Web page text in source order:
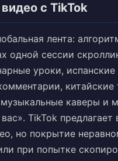
с TikTok
лента:
одной сессии
уроки,
музыкальные каверы и
TikTok
но покрытие
при попытке